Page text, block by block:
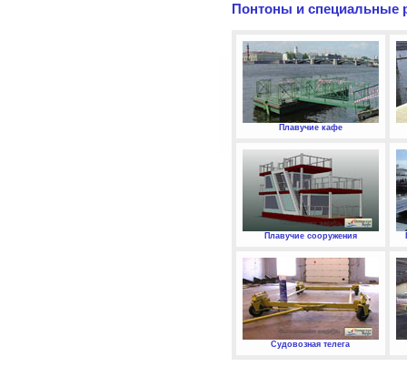
Понтоны и специальные
Плавучие кафе
Плавучие сооружения
Судовозная телега